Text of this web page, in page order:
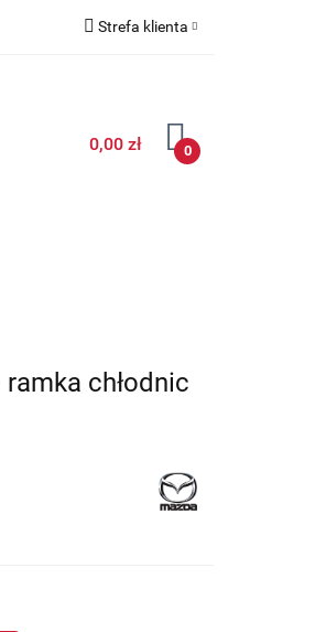
Strefa klienta
Dodaj zgłoszenie
0,00 zł 0
chłodnic